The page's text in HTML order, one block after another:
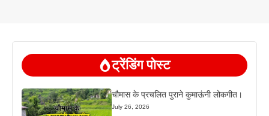
ट्रेंडिंग पोस्ट
चौमास के प्रचलित पुराने कुमाऊंनी लोकगीत।
July 26, 2026